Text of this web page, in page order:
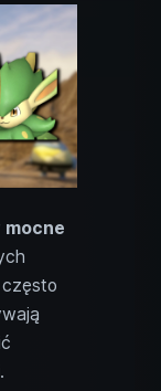
mocne
często
.